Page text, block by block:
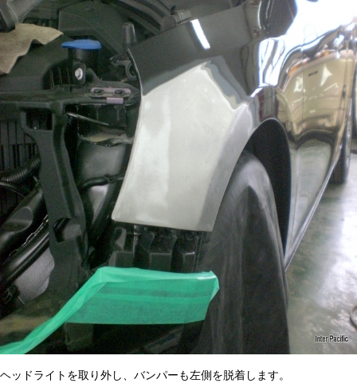
ヘッドライトを取り外し、バンパーも左側を脱着します。